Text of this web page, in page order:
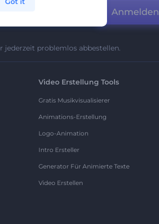
Anmelden
jederzeit problemlos abbestellen.
Video Erstellung Tools
Gratis Musikvisualisierer
Animations-Erstellung
Logo-Animation
Intro Ersteller
Generator Für Animierte Texte
Video Erstellen